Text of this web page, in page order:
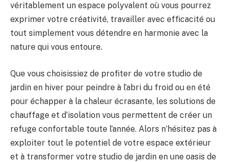
véritablement un espace polyvalent où vous pourrez
exprimer ⁣votre créativité, travailler ‍avec​ efficacité ou
‌tout simplement ​vous détendre en harmonie avec la
nature qui vous entoure.
Que vous choisissiez de profiter de votre studio de
⁣jardin en ‍hiver pour peindre à ⁣l’abri du froid ou en été
pour échapper à la chaleur écrasante, les⁢ solutions de
chauffage et d’isolation vous⁣ permettent de ​créer un
refuge confortable toute⁢ l’année. Alors n’hésitez pas​ à
exploiter tout le potentiel de votre espace extérieur
et à transformer votre studio de jardin en une oasis de